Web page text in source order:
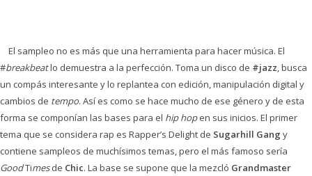
El sampleo no es más que una herramienta para hacer música. El
#breakbeatlo demuestra a la perfección. Toma un disco de #jazz, busca
un compás interesante y lo replantea con edición, manipulación digital y
cambios de tempo. Así es como se hace mucho de ese género y de esta
forma se componían las bases para el hip hopen sus inicios. El primer
tema que se considera rap es Rapper’s Delight de Sugarhill Gang y
contiene sampleos de muchísimos temas, pero el más famoso sería
GoodTimesde Chic. La base se supone que la mezcló Grandmaster